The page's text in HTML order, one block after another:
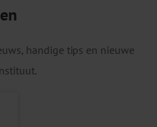
handige tips en nieuwe
Gebruiksruimten